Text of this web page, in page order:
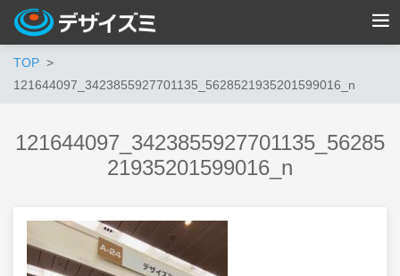
TOP
121644097_3423855927701135_5628521935201599016_n
121644097_3423855927701135_56285
21935201599016_n